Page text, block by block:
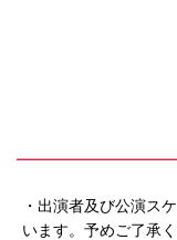
・出演者及び公演ス
います。予めご了承く